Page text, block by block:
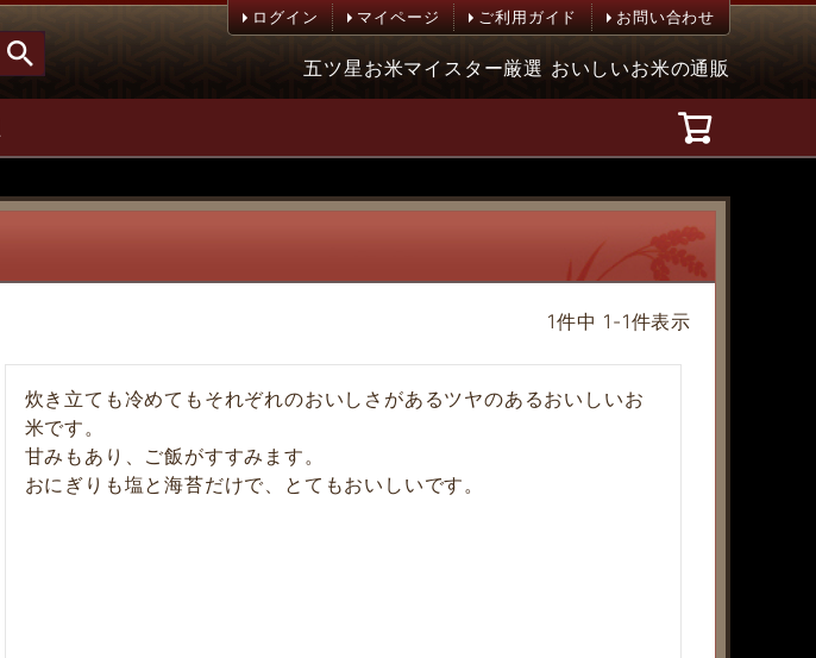
ログイン マイページ ご利用ガイド お問い合わせ
五ツ星お米マイスター厳選 おいしいお米の通販
1件中 1 -1件表示
炊き立ても冷めてもそれぞれのおいしさがあるツヤのあるおいしいお
米です。
甘みもあり、ご飯がすすみます。
おにぎりも塩と海苔だけで、とてもおいしいです。